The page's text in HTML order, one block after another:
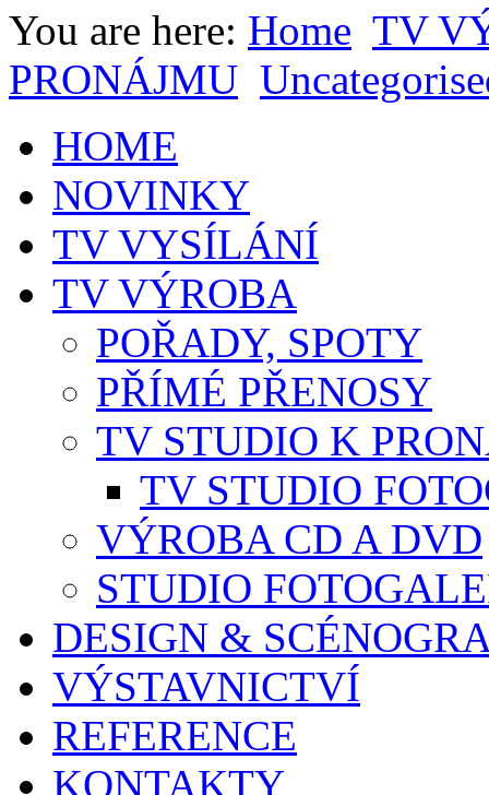
You are here: Home TV
PRONÁJMU
HOME
NOVINKY
TV VYSÍLÁNÍ
TV VÝROBA
POŘADY, SPOTY
PŘÍMÉ PŘENOSY
TV STUDIO K
TV STUDIO
VÝROBA CD A DVD
STUDIO
DESIGN &
VÝSTAVNICTVÍ
REFERENCE
KONTAKTY